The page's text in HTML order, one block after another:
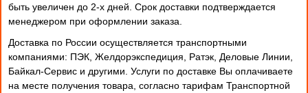
быть увеличен до 2-х дней. Cрок доставки подтверждается
менеджером при оформлении заказа.
Доставка по России осуществляется транспортными
компаниями: ПЭК, Желдорэкспедиция, Ратэк, Деловые Линии,
Байкал-Сервис и другими. Услуги по доставке Вы оплачиваете
на месте получения товара, согласно тарифам Транспортной